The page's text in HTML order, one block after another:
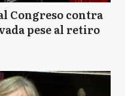
Congreso contra
pese al retiro